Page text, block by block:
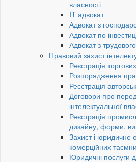
власності
IT адвокат
Адвокат з
Адвокат по
Адвокат з
Правовий захист
Реєстрація
Розпорядження
Реєстрація
Договори про
інтелектуальної
Реєстрація
дизайну, форми,
Захист і
комерційних
Юридичні послуги